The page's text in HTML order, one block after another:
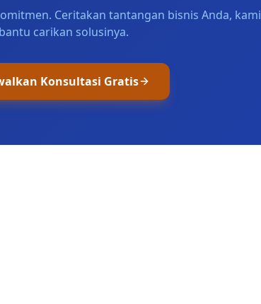
Ceritakan tantangan bisnis Anda, kami
bantu carikan solusinya.
Konsultasi Gratis